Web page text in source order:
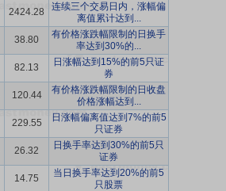
2424.28
连续三个交易日内，涨幅偏
离值累计达到...
38.80
有价格涨跌幅限制的日换手
率达到30%的...
82.13
日涨幅达到15%的前5只证
券
120.44
有价格涨跌幅限制的日收盘
价格涨幅达到...
229.55
日涨幅偏离值达到7%的前5
只证券
26.32
日换手率达到30%的前5只
证券
14.75
当日换手率达到20%的前5
只股票